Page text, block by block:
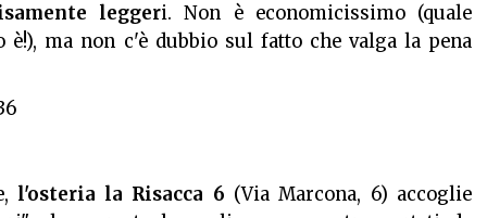
leggeri. Non è economicissimo (quale
ma non c'è dubbio sul fatto che valga la pena
l'osteria la Risacca 6 (Via Marcona, 6) accoglie